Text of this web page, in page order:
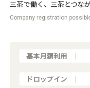
三茶で働く、三茶とつな
Company registration
基本月額利用
ドロップイン